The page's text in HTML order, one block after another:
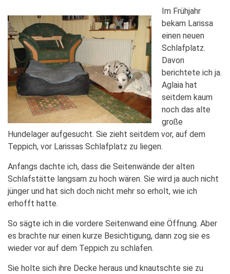
Im Frühjahr
bekam Larissa
einen neuen
Schlafplatz.
Davon
berichtete ich ja.
Aglaia hat
seitdem kaum
noch das alte
große
Hundelager aufgesucht. Sie zieht seitdem vor, auf dem
Teppich, vor Larissas Schlafplatz zu liegen.
Anfangs dachte ich, dass die Seitenwände der alten
Schlafstätte langsam zu hoch wären. Sie wird ja auch nicht
jünger und hat sich doch nicht mehr so erholt, wie ich
erhofft hatte.
So sägte ich in die vordere Seitenwand eine Öffnung. Aber
es brachte nur einen kurze Besichtigung, dann zog sie es
wieder vor auf dem Teppich zu schlafen.
Sie holte sich ihre Decke heraus und knautschte sie zu